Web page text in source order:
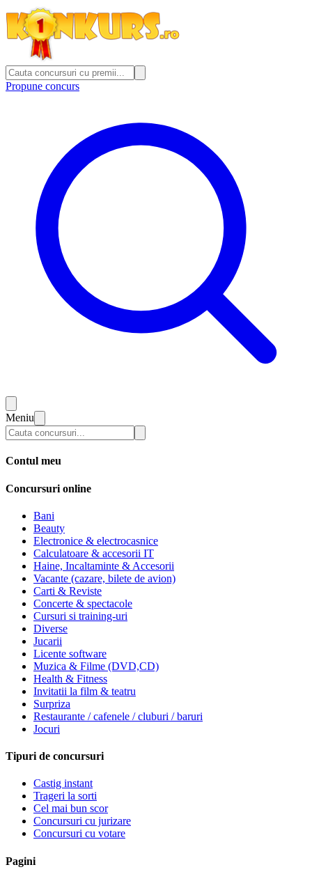
Propune concurs
Meniu
Contul meu
Concursuri online
Bani
Beauty
Electronice & electrocasnice
Calculatoare & accesorii IT
Haine, Incaltaminte & Accesorii
Vacante (cazare, bilete de avion)
Carti & Reviste
Concerte & spectacole
Cursuri si training-uri
Diverse
Jucarii
Licente software
Muzica & Filme (DVD,CD)
Health & Fitness
Invitatii la film & teatru
Surpriza
Restaurante / cafenele / cluburi / baruri
Jocuri
Tipuri de concursuri
Castig instant
Trageri la sorti
Cel mai bun scor
Concursuri cu jurizare
Concursuri cu votare
Pagini